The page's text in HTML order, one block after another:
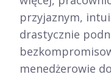
przyjaznym,
drastycznie
menedżerowie